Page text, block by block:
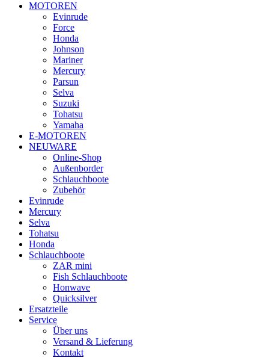
MOTOREN
Evinrude
Force
Honda
Johnson
Mariner
Mercury
Parsun
Selva
Suzuki
Tohatsu
Yamaha
E-MOTOREN
NEUWARE
Online-Shop
Außenborder
Schlauchboote
Zubehör
Evinrude
Mercury
Selva
Tohatsu
Honda
Schlauchboote
ZAR mini
Fish Schlauchboote
Honwave
Quicksilver
Ersatzteile
Service
Über uns
Versand & Lieferung
Kontakt